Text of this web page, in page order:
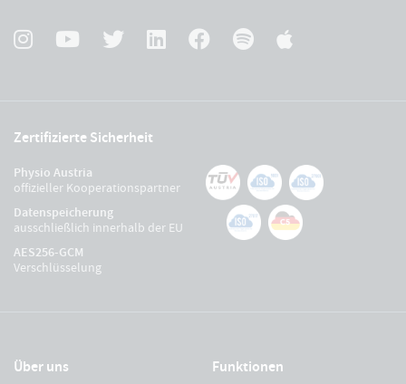
Zertifizierte Sicherheit
Physio Austria
offizieller Kooperationspartner
Datenspeicherung
ausschließlich innerhalb der EU
AES256-GCM
Verschlüsselung
Über uns Funktionen